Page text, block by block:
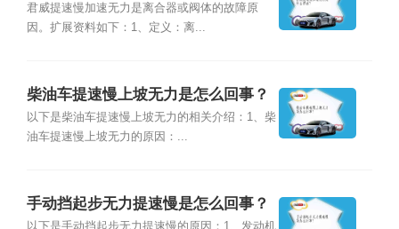
君威提速慢加速无力是离合器或阀体的故障原
因。扩展资料如下：1、定义：离...
柴油车提速慢上坡无力是怎么回事？
以下是柴油车提速慢上坡无力的相关介绍：1、柴
油车提速慢上坡无力的原因：...
手动挡起步无力提速慢是怎么回事？
以下是手动挡起步无力提速慢的原因：1、发动机